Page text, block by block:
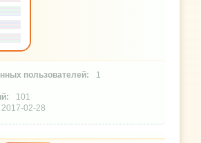
1
101
2017-02-28